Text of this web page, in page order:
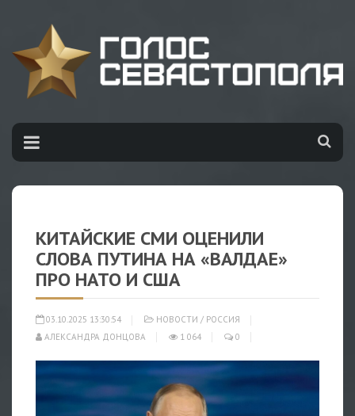
КИТАЙСКИЕ СМИ ОЦЕНИЛИ
СЛОВА ПУТИНА НА «ВАЛДАЕ»
ПРО НАТО И США
03.10.2025 13:30:54 НОВОСТИ / РОССИЯ
АЛЕКСАНДРА ДОНЦОВА
1 064 0